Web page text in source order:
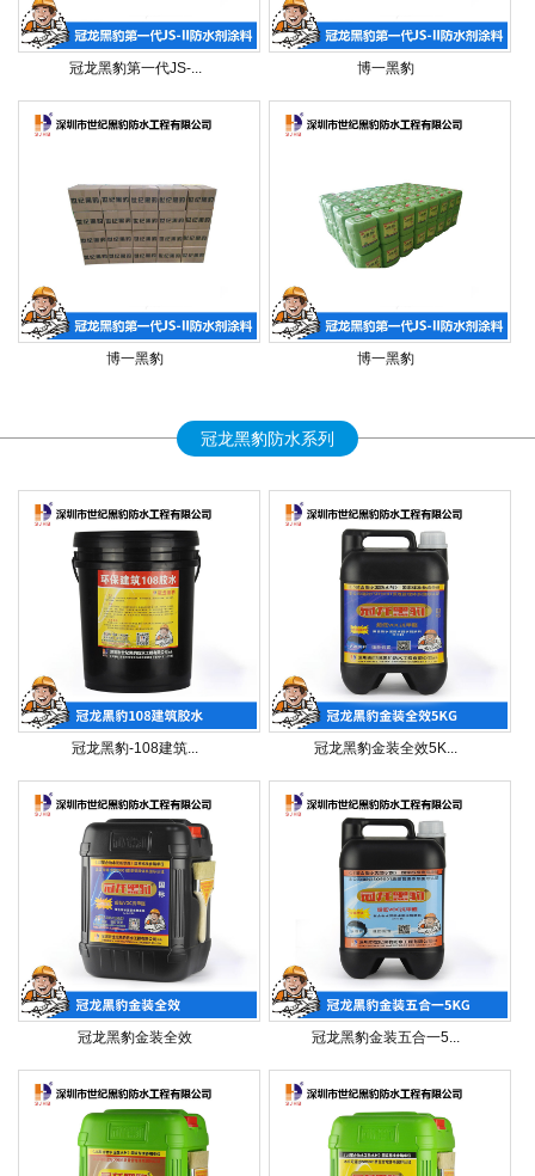
冠龙黑豹第一代JS-... 博一黑豹
博一黑豹 博一黑豹
冠龙黑豹防水系列
冠龙黑豹-108建筑... 冠龙黑豹金装全效5K...
冠龙黑豹金装全效 冠龙黑豹金装五合一5...